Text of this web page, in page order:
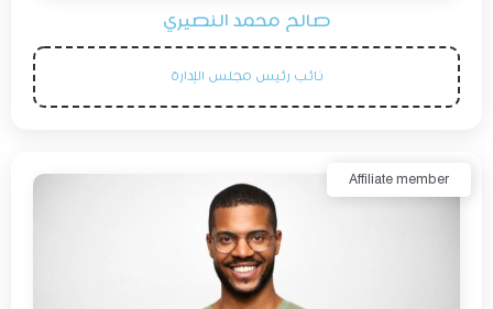
صالح محمد النصيري
نائب رئيس مجلس الإدارة
Affiliate member